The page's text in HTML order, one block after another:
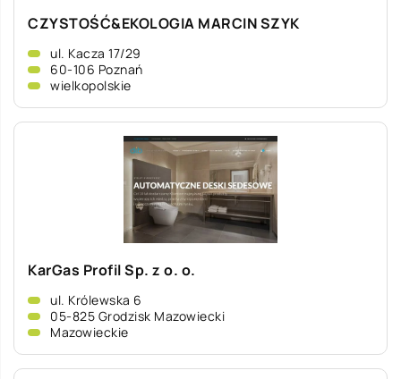
CZYSTOŚĆ&EKOLOGIA MARCIN SZYK
ul. Kacza 17/29
60-106 Poznań
wielkopolskie
KarGas Profil Sp. z o. o.
ul. Królewska 6
05-825 Grodzisk Mazowiecki
Mazowieckie